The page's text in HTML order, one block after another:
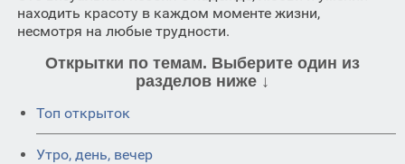
находить красоту в каждом моменте жизни,
несмотря на любые трудности.
Открытки по темам. Выберите один из
разделов ниже ↓
Топ открыток
Утро, день, вечер